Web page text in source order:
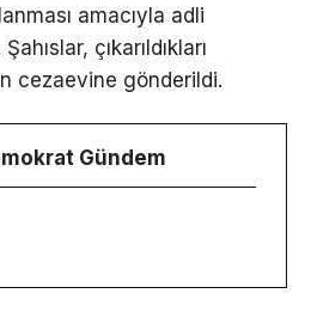
amacıyla adli
çıkarıldıkları
cezaevine gönderildi.
Gündem